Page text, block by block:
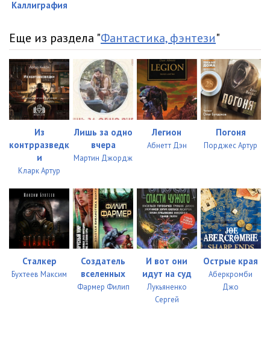
Наиль Абдуллазаде - Саваран_20
Наиль Абдуллазаде - Саваран_21
Наиль Абдуллазаде - Саваран_22 08:47
Каллиграфия
Еще из раздела "Фантастика, фэнтези"
Из
контрразведк
и
Кларк Артур
Лишь за одно
вчера
Мартин Джордж
Легион
Абнетт Дэн
Погоня
Порджес Артур
Сталкер
Бухтеев Максим
Создатель
вселенных
Фармер Филип
И вот они
идут на суд
Лукьяненко
Сергей
Острые края
Аберкромби
Джо